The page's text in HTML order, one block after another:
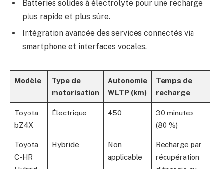
Batteries solides à électrolyte pour une recharge
plus rapide et plus sûre.
Intégration avancée des services connectés via
smartphone et interfaces vocales.
Modèle
Type de
motorisation
Autonomie
WLTP (km)
Temps de
recharge
Toyota
bZ4X
Électrique 450
30 minutes
(80 %)
Toyota
C-HR
Hybride
Non
applicable
Recharge par
récupération